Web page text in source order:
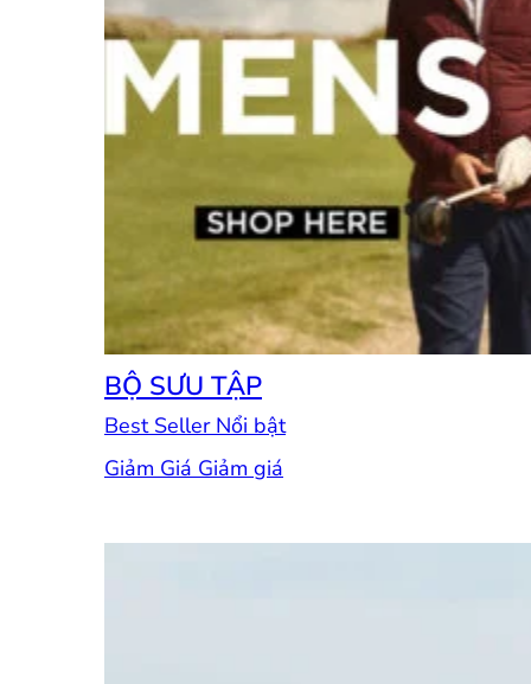
BỘ SƯU TẬP
Best Seller
Giảm Giá